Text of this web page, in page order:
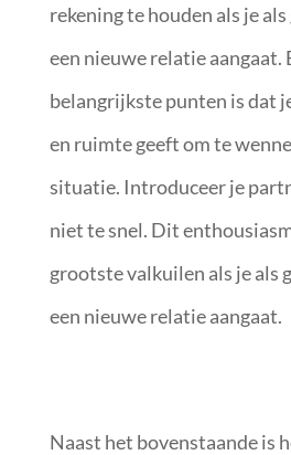
rekening te houden als je
een nieuwe relatie aangaat.
belangrijkste punten is dat
en ruimte geeft om te
situatie. Introduceer je
niet te snel. Dit
grootste valkuilen als je als
een nieuwe relatie aangaat.
Naast het bovenstaande is